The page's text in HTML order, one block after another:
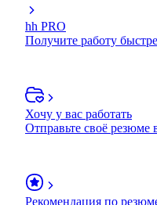
hh PRO
Получите работу
Хочу у вас работать
Отправьте своё
Рекомендация по